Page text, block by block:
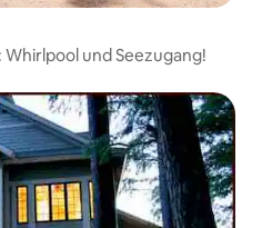
Whirlpool und Seezugang!